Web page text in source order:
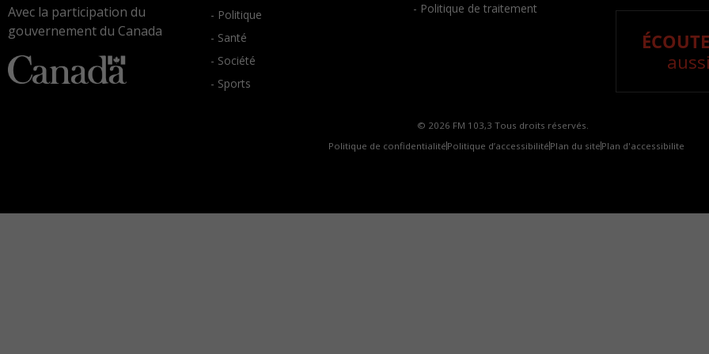
Avec la participation du
gouvernement du Canada
- Politique
- Santé
- Société
- Sports
- Politique de traitement
© 2026 FM 103,3 Tous droits réservés.
Politique de confidentialité Politique d’accessibilité Plan du site Plan d'accessibilite